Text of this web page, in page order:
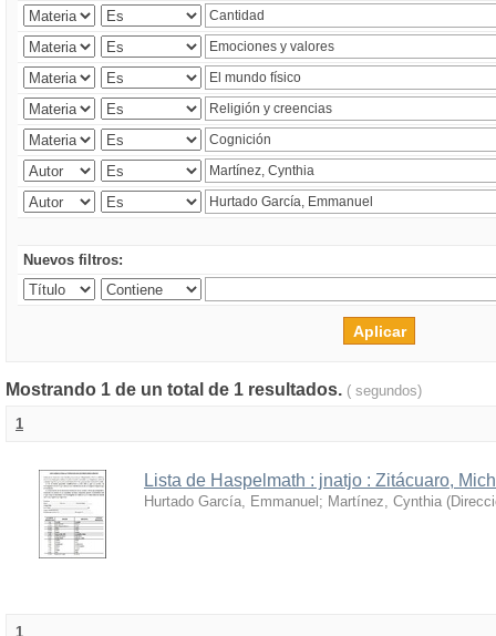
Nuevos filtros:
Mostrando 1 de un total de 1 resultados. ( segundos)
1
Lista de Haspelmath : jnatjo : Zitácuaro,
Hurtado García, Emmanuel ; Martínez, Cynthia (
1